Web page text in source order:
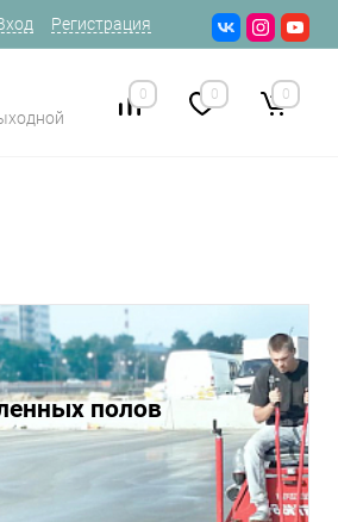
Регистрация
0 0 0
полов